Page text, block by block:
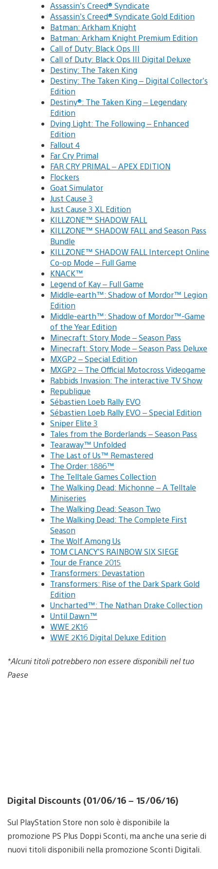
Assassin’s Creed® Syndicate
Assassin’s Creed® Syndicate Gold Edition
Batman: Arkham Knight
Batman: Arkham Knight Premium Edition
Call of Duty: Black Ops III
Call of Duty: Black Ops III Digital Deluxe
Destiny: The Taken King
Destiny: The Taken King – Digital Collector’s
Edition
Destiny®: The Taken King – Legendary
Edition
Dying Light: The Following – Enhanced
Edition
Fallout 4
Far Cry Primal
FAR CRY PRIMAL – APEX EDITION
Flockers
Goat Simulator
Just Cause 3
Just Cause 3 XL Edition
KILLZONE™ SHADOW FALL
KILLZONE™ SHADOW FALL and Season Pass
Bundle
KILLZONE™ SHADOW FALL Intercept Online
Co-op Mode – Full Game
KNACK™
Legend of Kay – Full Game
Middle-earth™: Shadow of Mordor™ Legion
Edition
Middle-earth™: Shadow of Mordor™-Game
of the Year Edition
Minecraft: Story Mode – Season Pass
Minecraft: Story Mode – Season Pass Deluxe
MXGP2 – Special Edition
MXGP2 – The Official Motocross Videogame
Rabbids Invasion: The interactive TV Show
Republique
Sébastien Loeb Rally EVO
Sébastien Loeb Rally EVO – Special Edition
Sniper Elite 3
Tales from the Borderlands – Season Pass
Tearaway™ Unfolded
The Last of Us™ Remastered
The Order: 1886™
The Telltale Games Collection
The Walking Dead: Michonne – A Telltale
Miniseries
The Walking Dead: Season Two
The Walking Dead: The Complete First
Season
The Wolf Among Us
TOM CLANCY’S RAINBOW SIX SIEGE
Tour de France 2015
Transformers: Devastation
Transformers: Rise of the Dark Spark Gold
Edition
Uncharted™: The Nathan Drake Collection
Until Dawn™
WWE 2K16
WWE 2K16 Digital Deluxe Edition
*Alcuni titoli potrebbero non essere disponibili nel tuo
Paese
Digital Discounts (01/06/16 – 15/06/16)
Sul PlayStation Store non solo è disponibile la
promozione PS Plus Doppi Sconti, ma anche una serie di
nuovi titoli disponibili nella promozione Sconti Digitali.